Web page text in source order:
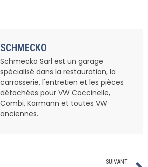
SCHMECKO
Schmecko Sarl est un garage
spécialisé dans la restauration, la
carrosserie, l'entretien et les pièces
détachées pour VW Coccinelle,
Combi, Karmann et toutes VW
anciennes.
SUIVANT